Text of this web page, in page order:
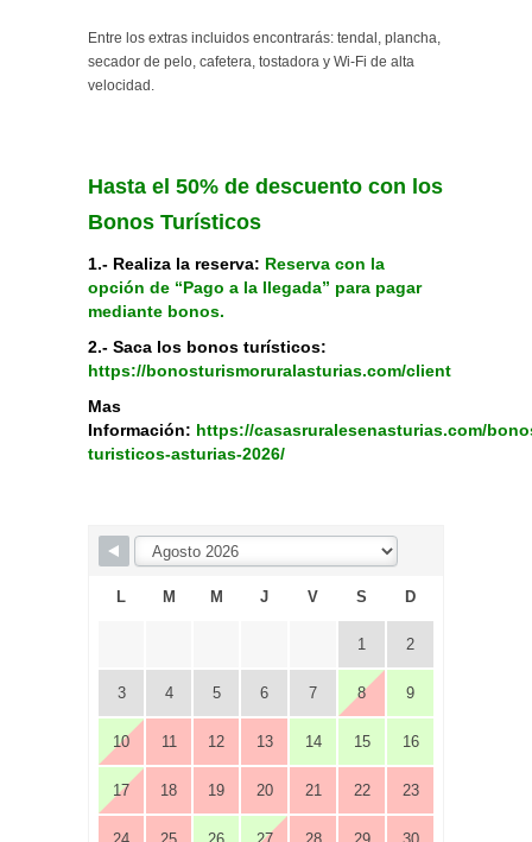
Entre los extras incluidos encontrarás: tendal, plancha,
secador de pelo, cafetera, tostadora y Wi-Fi de alta
velocidad.
Hasta el 50% de descuento con los
Bonos Turísticos
1.- Realiza la reserva: Reserva con la
opción de “Pago a la llegada” para pagar
mediante bonos.
2.- Saca los bonos turísticos:
https://bonosturismoruralasturias.com/client
Mas
Información: https://casasruralesenasturias.com/
turisticos-asturias-2026/
Skip Booking Form
L M M J V S D
1 2
3 4 5 6 7 8 9
10 11 12 13 14 15 16
17 18 19 20 21 22 23